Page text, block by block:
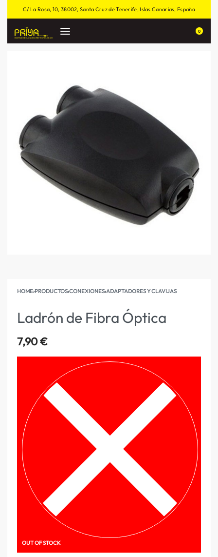
C/ La Rosa, 10, 38002, Santa Cruz de Tenerife, Islas Canarias, España
0
HOME›PRODUCTOS›CONEXIONES›ADAPTADORES Y CLAVIJAS
Ladrón de Fibra Óptica
7,90€
OUT OF STOCK